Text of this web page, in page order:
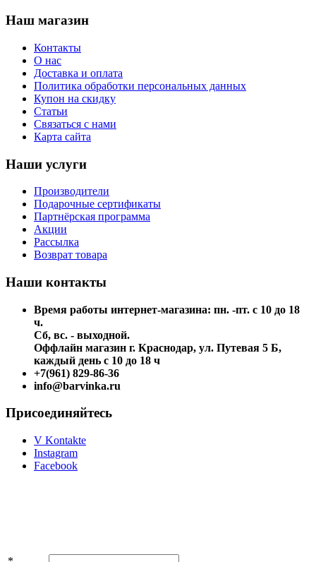
Наш магазин
Контакты
О нас
Доставка и оплата
Политика обработки персональных данных
Купон на скидку
Статьи
Связаться с нами
Карта сайта
Наши услуги
Производители
Подарочные сертификаты
Партнёрская программа
Акции
Рассылка
Возврат товара
Наши контакты
Время работы интернет-магазина: пн. -пт. с 10 до 18
ч.
Сб, вс. - выходной.
Оффлайн магазин г. Краснодар, ул. Путевая 5 Б,
каждый день с 10 до 18 ч
+7(961) 829-86-36
info@barvinka.ru
Присоединяйтесь
V Kontakte
Instagram
Facebook